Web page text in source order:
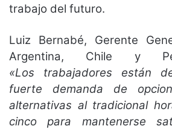
trabajo del futuro.
Luiz Bernabé, Gerente
Argentina, Chile y
«Los trabajadores están
fuerte demanda de
alternativas al tradicional
cinco para mantenerse